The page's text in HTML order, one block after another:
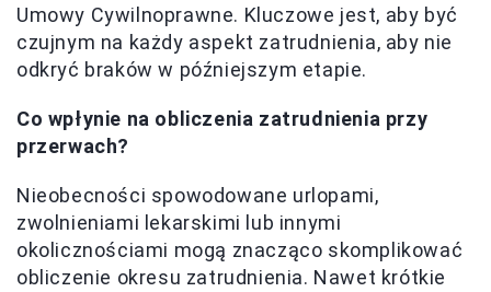
Umowy Cywilnoprawne. Kluczowe jest, aby być
czujnym na każdy aspekt zatrudnienia, aby nie
odkryć braków w późniejszym etapie.
Co wpłynie na obliczenia zatrudnienia przy
przerwach?
Nieobecności spowodowane urlopami,
zwolnieniami lekarskimi lub innymi
okolicznościami mogą znacząco skomplikować
obliczenie okresu zatrudnienia. Nawet krótkie